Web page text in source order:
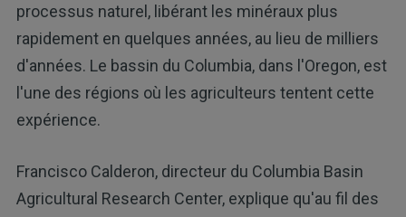
processus naturel, libérant les minéraux plus
rapidement en quelques années, au lieu de milliers
d'années. Le bassin du Columbia, dans l'Oregon, est
l'une des régions où les agriculteurs tentent cette
expérience.
Francisco Calderon, directeur du Columbia Basin
Agricultural Research Center, explique qu'au fil des